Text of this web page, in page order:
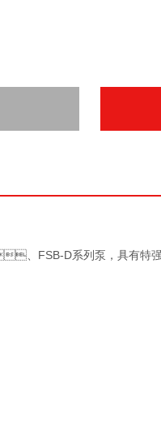
D系列泵，具有特强的耐